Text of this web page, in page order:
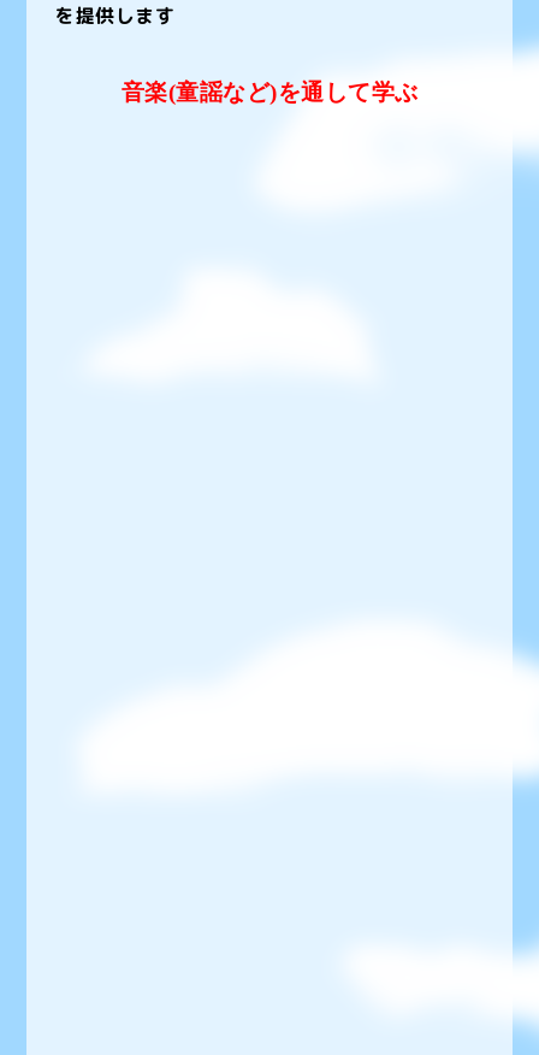
を提供します
音楽(童謡など)を通して学ぶ